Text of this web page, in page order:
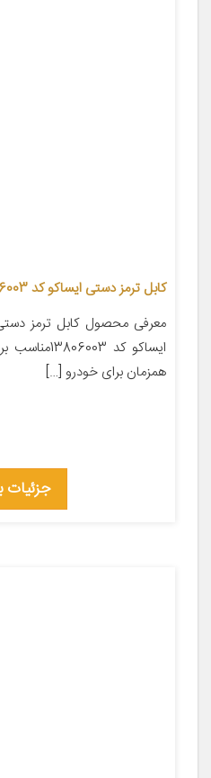
کابل ترمز دستی ایساکو کد 13806003مناسب برای پژو 405
معرفی محصول کابل ترمز
همزمان برای خودرو […]
جزئیات